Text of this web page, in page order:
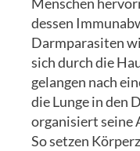
dessen
Darmparasiten
sich durch die
gelangen nach
die Lunge in den
organisiert seine
So setzen